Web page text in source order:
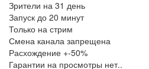
Зрители на 31 день
Запуск до 20 минут
Только на стрим
Смена канала запрещена
Расхождение +-50%
Гарантии на просмотры нет..